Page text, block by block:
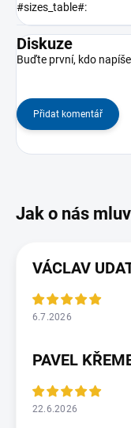
#sizes_table#:
Diskuze
Buďte první, kdo
Přidat komentář
VÁCLAV
6.7.2026
PAVEL
22.6.2026